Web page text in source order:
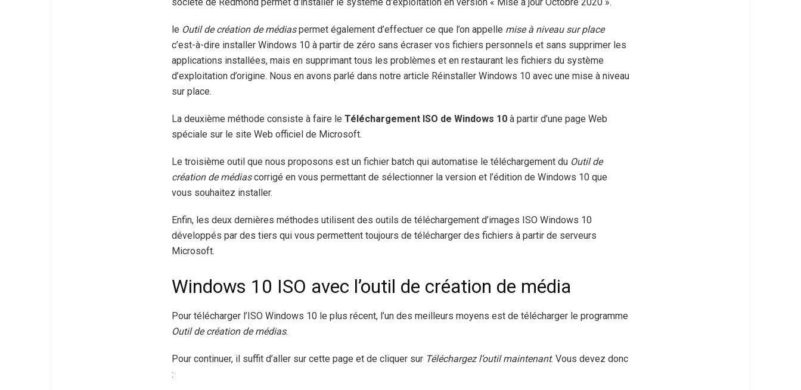
le Outil de création de médiaspermet également d’effectuer ce que l’on appelle mise à niveau sur place
c’est-à-dire installer Windows 10 à partir de zéro sans écraser vos fichiers personnels et sans supprimer les
applications installées, mais en supprimant tous les problèmes et en restaurant les fichiers du système
d’exploitation d’origine. Nous en avons parlé dans notre article Réinstaller Windows 10 avec une mise à niveau
sur place.
La deuxième méthode consiste à faire le Téléchargement ISO de Windows 10 à partir d’une page Web
spéciale sur le site Web officiel de Microsoft.
Le troisième outil que nous proposons est un fichier batch qui automatise le téléchargement du Outil de
création de médiascorrigé en vous permettant de sélectionner la version et l’édition de Windows 10 que
vous souhaitez installer.
Enfin, les deux dernières méthodes utilisent des outils de téléchargement d’images ISO Windows 10
développés par des tiers qui vous permettent toujours de télécharger des fichiers à partir de serveurs
Microsoft.
Windows 10 ISO avec l’outil de création de média
Pour télécharger l’ISO Windows 10 le plus récent, l’un des meilleurs moyens est de télécharger le programme
Outil de création de médias.
Pour continuer, il suffit d’aller sur cette page et de cliquer sur Téléchargez l’outil maintenant. Vous devez donc
: